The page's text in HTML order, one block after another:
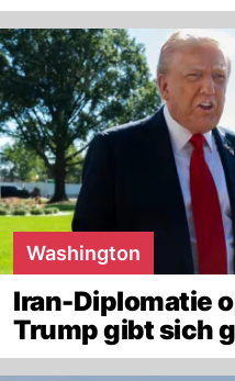
Washington
Iran-Diplomatie
Trump gibt sich